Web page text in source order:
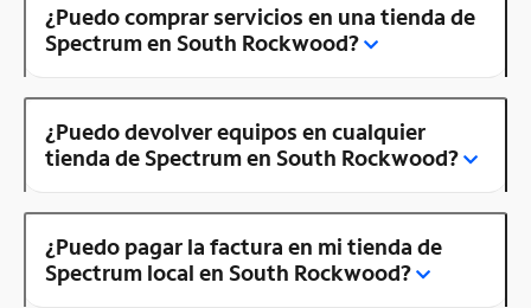
¿Puedo comprar servicios en una tienda de
Spectrum en South Rockwood?
¿Puedo devolver equipos en cualquier
tienda de Spectrum en South Rockwood?
¿Puedo pagar la factura en mi tienda de
Spectrum local en South Rockwood?